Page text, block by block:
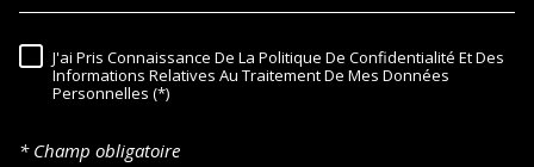
RÈGLEMENTATION
J'ai Pris Connaissance De La Politique De Confidentialité Et Des
Informations Relatives Au Traitement De Mes Données
Personnelles (*)
* Champ obligatoire